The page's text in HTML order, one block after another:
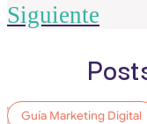
Siguiente
Guía Marketing Digital